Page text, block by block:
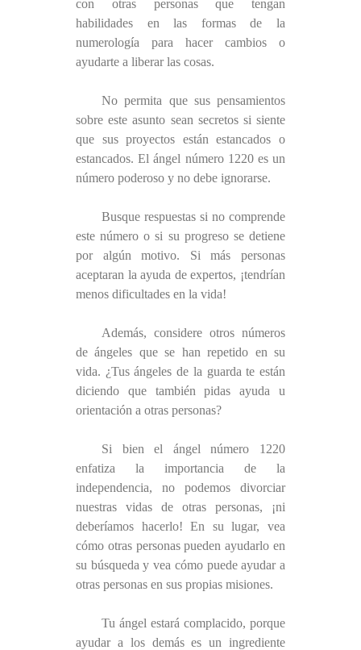
con otras personas que tengan
habilidades en las formas de la
numerología para hacer cambios o
ayudarte a liberar las cosas.
No permita que sus pensamientos
sobre este asunto sean secretos si siente
que sus proyectos están estancados o
estancados. El ángel número 1220 es un
número poderoso y no debe ignorarse.
Busque respuestas si no comprende
este número o si su progreso se detiene
por algún motivo. Si más personas
aceptaran la ayuda de expertos, ¡tendrían
menos dificultades en la vida!
Además, considere otros números
de ángeles que se han repetido en su
vida. ¿Tus ángeles de la guarda te están
diciendo que también pidas ayuda u
orientación a otras personas?
Si bien el ángel número 1220
enfatiza la importancia de la
independencia, no podemos divorciar
nuestras vidas de otras personas, ¡ni
deberíamos hacerlo! En su lugar, vea
cómo otras personas pueden ayudarlo en
su búsqueda y vea cómo puede ayudar a
otras personas en sus propias misiones.
Tu ángel estará complacido, porque
ayudar a los demás es un ingrediente